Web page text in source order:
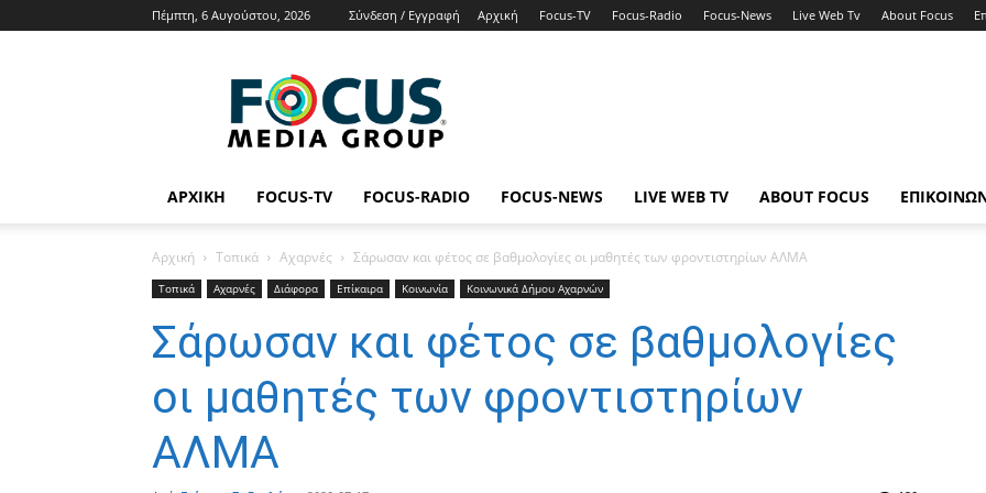
Πέμπτη, 6 Αυγούστου, 2026 Σύνδεση / Εγγραφή Αρχική Focus-TV Focus-Radio Focus-News Live Web Tv About Focus
Focus
Media
Group
Tv
News
ΑΡΧΙΚΉ FOCUS-TV FOCUS-RADIO FOCUS-NEWS LIVE WEB TV ABOUT FOCUS
Αρχική Τοπικά Αχαρνές Σάρωσαν και φέτος σε βαθμολογίες οι μαθητές των φροντιστηρίων ΑΛΜΑ
Τοπικά Αχαρνές Διάφορα Επίκαιρα Κοινωνία Κοινωνικά Δήμου Αχαρνών
Σάρωσαν και φέτος σε βαθμολογίες
οι μαθητές των φροντιστηρίων
ΑΛΜΑ